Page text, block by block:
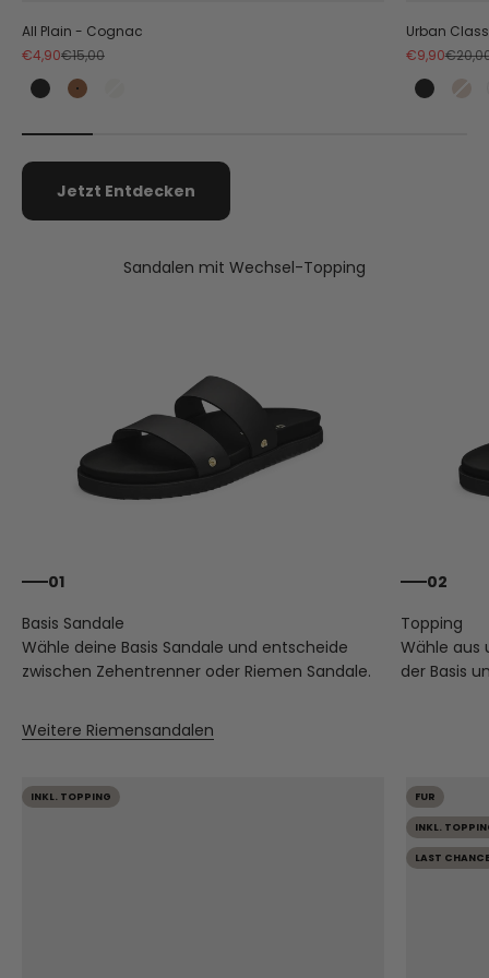
All Plain - Cognac
Angebot
€4,90Regulärer Preis
€15,00
BlackCognac
Urban
Angebot
€9,90
Black
Jetzt Entdecken
Sandalen mit Wechsel-Topping
01
Wähle deine Basis Sandale und entscheide
zwischen Zehentrenner oder Riemen Sandale.
02
Wähle aus
der Basis
Weitere Riemensandalen
INKL. TOPPING FUR
INKL.
LAST CHANCE